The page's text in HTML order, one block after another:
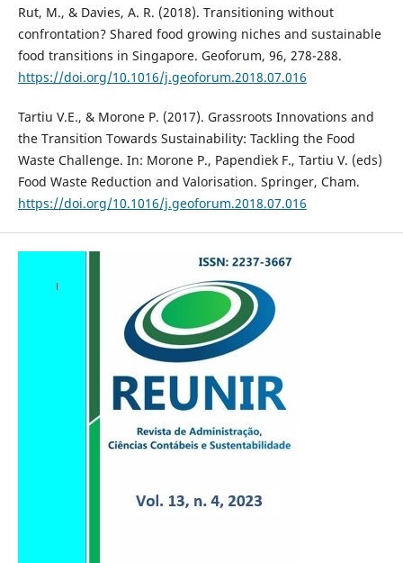
Rut, M., & Davies, A. R. (2018). Transitioning without
confrontation? Shared food growing niches and sustainable
food transitions in Singapore. Geoforum, 96, 278-288.
https://doi.org/10.1016/j.geoforum.2018.07.016
Tartiu V.E., & Morone P. (2017). Grassroots Innovations and
the Transition Towards Sustainability: Tackling the Food
Waste Challenge. In: Morone P., Papendiek F., Tartiu V. (eds)
Food Waste Reduction and Valorisation. Springer, Cham.
https://doi.org/10.1016/j.geoforum.2018.07.016